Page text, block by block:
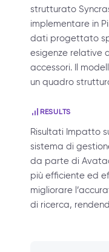
strutturato
implementare in
dati progettato
esigenze relative
accessori. Il
un quadro
RESULTS
Risultati Impatto
sistema di
da parte di
più efficiente ed
migliorare
di ricerca,